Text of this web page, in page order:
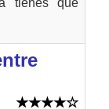
tienes que